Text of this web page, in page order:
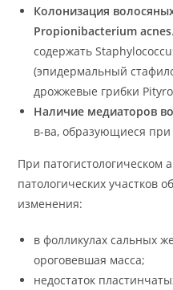
Колонизация
Propionibacterium acnes
содержать
(эпидермальный
дрожжевые грибки
Наличие медиаторов
в-ва, образующиеся
При патогистологическом
патологических участков
изменения:
в фолликулах сальных
ороговевшая масса;
недостаток